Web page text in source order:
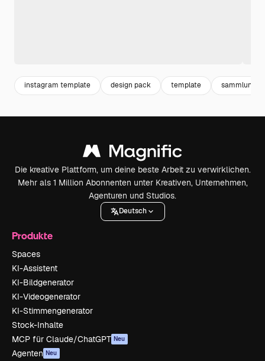
instagram template design pack template sammlung
Die kreative Plattform, um deine beste Arbeit zu verwirklichen.
Mehr als 1 Million Abonnenten unter Kreativen, Unternehmen,
Agenturen und Studios.
Deutsch
Produkte
Spaces
KI-Assistent
KI-Bildgenerator
KI-Videogenerator
KI-Stimmengenerator
Stock-Inhalte
MCP für Claude/ChatGPT Neu
Agenten Neu